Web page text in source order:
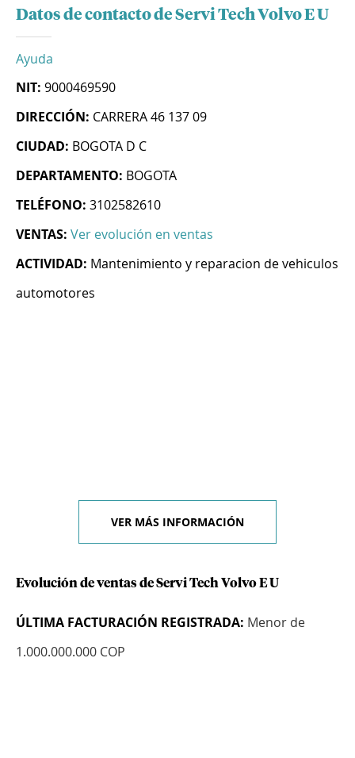
Datos de contacto de Servi Tech Volvo E U
Ayuda
NIT: 9000469590
DIRECCIÓN: CARRERA 46 137 09
CIUDAD: BOGOTA D C
DEPARTAMENTO: BOGOTA
TELÉFONO: 3102582610
VENTAS: Ver evolución en ventas
ACTIVIDAD: Mantenimiento y reparacion de vehiculos
automotores
VER MÁS INFORMACIÓN
Evolución de ventas de Servi Tech Volvo E U
ÚLTIMA FACTURACIÓN REGISTRADA: Menor de
1.000.000.000 COP